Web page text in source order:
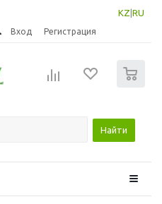
KZ RU
Вход Регистрация
Найти